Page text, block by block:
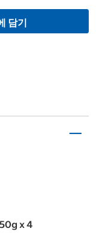
담기
x 4